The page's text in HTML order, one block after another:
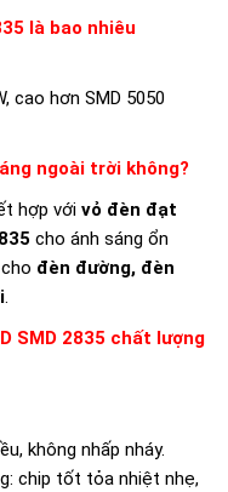
là bao nhiêu
cao hơn SMD 5050
ngoài trời không?
hợp với vỏ đèn đạt
cho ánh sáng ổn
đèn đường, đèn
.
SMD 2835 chất lượng
không nhấp nháy.
chip tốt tỏa nhiệt nhẹ,